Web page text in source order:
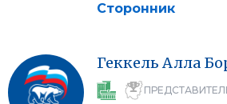
Сторонник
Геккель Алла